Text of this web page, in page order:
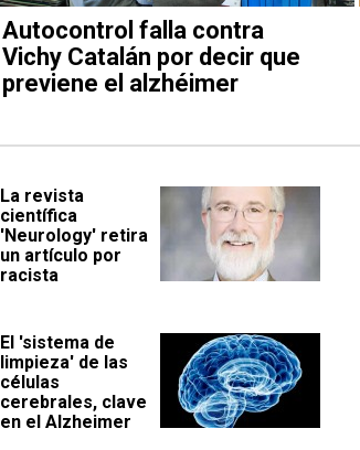
Autocontrol falla contra
Vichy Catalán por decir que
previene el alzhéimer
La revista
científica
'Neurology' retira
un artículo por
racista
El 'sistema de
limpieza' de las
células
cerebrales, clave
en el Alzheimer